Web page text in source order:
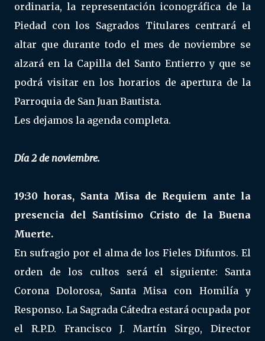
ordinaria, la representación iconográfica de la
Piedad con los Sagrados Titulares centrará el
altar que durante todo el mes de noviembre se
alzará en la Capilla del Santo Entierro y que se
podrá visitar en los horarios de apertura de la
Parroquia de San Juan Bautista.
Les dejamos la agenda completa.
Día 2 de noviembre.
19:30 horas, Santa Misa de Requiem ante la
presencia del Santísimo Cristo de la Buena
Muerte.
En sufragio por el alma de los Fieles Difuntos. El
orden de los cultos será el siguiente: Santa
Corona Dolorosa, Santa Misa con Homilía y
Responso. La Sagrada Cátedra estará ocupada por
el R.P.D. Francisco J. Martín Sirgo, Director